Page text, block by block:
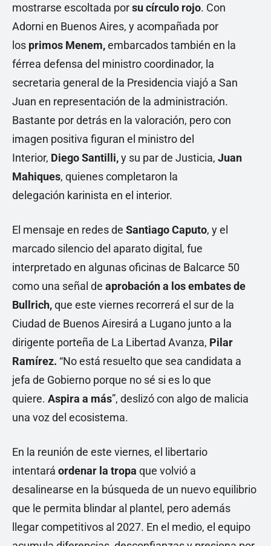
mostrarse escoltada porsu círculo rojo. Con
Adorni en Buenos Aires, y acompañada por
los primos Menem,embarcados también en la
férrea defensa del ministro coordinador, la
secretaria general de la Presidencia viajó a San
Juan en representación de la administración.
Bastante por detrás en la valoración, pero con
imagen positiva figuran el ministro del
Interior, Diego Santilli,y su par de Justicia, Juan
Mahiques, quienes completaron la
delegación karinista en el interior.
El mensaje en redes de Santiago Caputo, y el
marcado silencio del aparato digital, fue
interpretado en algunas oficinas de Balcarce 50
como una señal de aprobación a los embates de
Bullrich,que este viernes recorrerá el sur de la
Ciudad de Buenos Airesirá a Lugano junto a la
dirigente porteña de La Libertad Avanza, Pilar
Ramírez. “No está resuelto que sea candidata a
jefa de Gobierno porque no sé si es lo que
quiere. Aspira a más”, deslizó con algo de malicia
una voz del ecosistema.
En la reunión de este viernes, el libertario
intentará ordenar la tropa que volvió a
desalinearse en la búsqueda de un nuevo equilibrio
que le permita blindar al plantel, pero además
llegar competitivos al 2027. En el medio, el equipo